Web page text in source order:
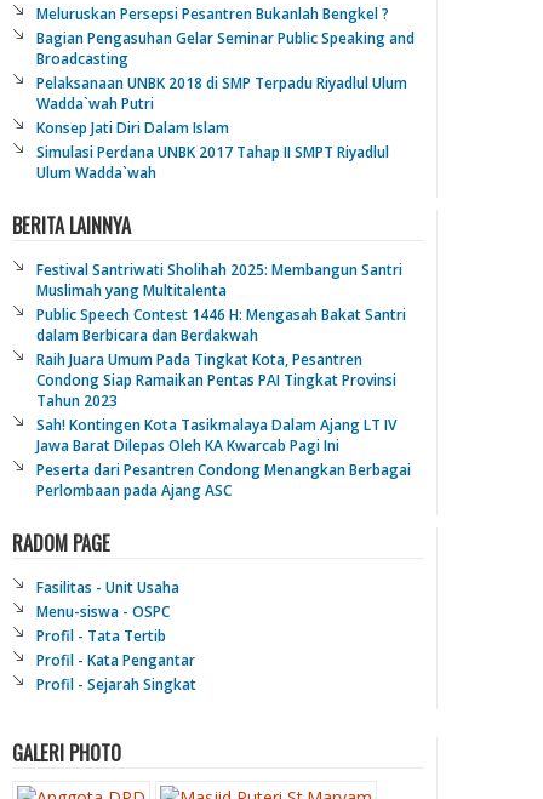
Meluruskan Persepsi Pesantren Bukanlah Bengkel ?
Bagian Pengasuhan Gelar Seminar Public Speaking and
Broadcasting
Pelaksanaan UNBK 2018 di SMP Terpadu Riyadlul Ulum
Wadda`wah Putri
Konsep Jati Diri Dalam Islam
Simulasi Perdana UNBK 2017 Tahap II SMPT Riyadlul
Ulum Wadda`wah
BERITA LAINNYA
Festival Santriwati Sholihah 2025: Membangun Santri
Muslimah yang Multitalenta
Public Speech Contest 1446 H: Mengasah Bakat Santri
dalam Berbicara dan Berdakwah
Raih Juara Umum Pada Tingkat Kota, Pesantren
Condong Siap Ramaikan Pentas PAI Tingkat Provinsi
Tahun 2023
Sah! Kontingen Kota Tasikmalaya Dalam Ajang LT IV
Jawa Barat Dilepas Oleh KA Kwarcab Pagi Ini
Peserta dari Pesantren Condong Menangkan Berbagai
Perlombaan pada Ajang ASC
RADOM PAGE
Fasilitas - Unit Usaha
Menu-siswa - OSPC
Profil - Tata Tertib
Profil - Kata Pengantar
Profil - Sejarah Singkat
GALERI PHOTO